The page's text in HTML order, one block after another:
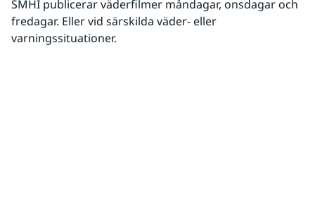
SMHI publicerar väderfilmer måndagar, onsdagar och
fredagar. Eller vid särskilda väder- eller
varningssituationer.